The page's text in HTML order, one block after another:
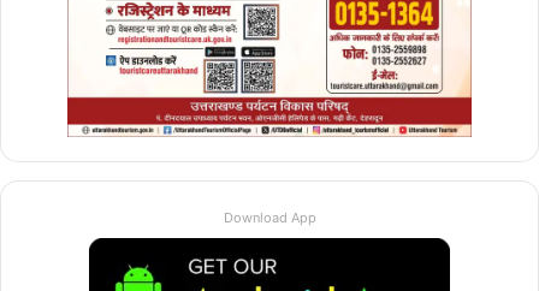
संजीव गुप्ता, अनीस अंसारी, विकास अग्रवाल, दिव्या चतुर्वेदी
सहित अनेक जनप्रतिनिधि मौजूद रहे।
Download App